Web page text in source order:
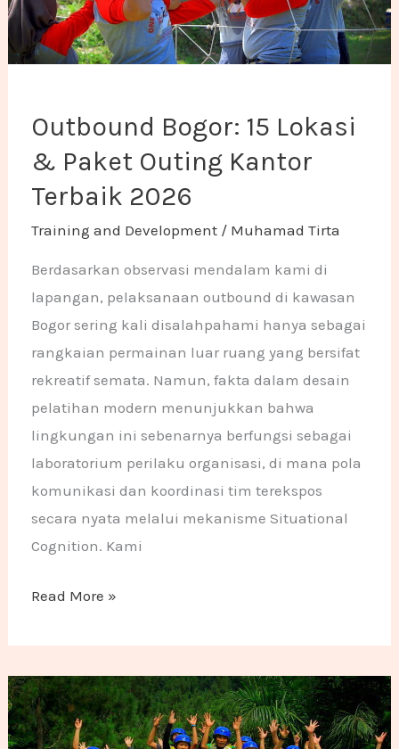
Outbound Bogor: 15 Lokasi
& Paket Outing Kantor
Terbaik 2026
Training and Development/ Muhamad Tirta
Berdasarkan observasi mendalam kami di
lapangan, pelaksanaan outbound di kawasan
Bogor sering kali disalahpahami hanya sebagai
rangkaian permainan luar ruang yang bersifat
rekreatif semata. Namun, fakta dalam desain
pelatihan modern menunjukkan bahwa
lingkungan ini sebenarnya berfungsi sebagai
laboratorium perilaku organisasi, di mana pola
komunikasi dan koordinasi tim terekspos
secara nyata melalui mekanisme Situational
Cognition. Kami
Read More »
Gathering di Bogor: 30 Lokasi & Paket Outbound